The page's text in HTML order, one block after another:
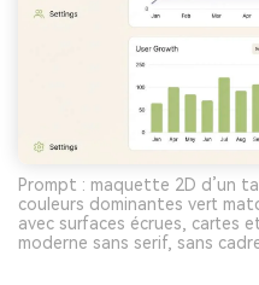
Prompt : maquette 2D d’un
couleurs dominantes vert
avec surfaces écrues, cartes
moderne sans serif, sans